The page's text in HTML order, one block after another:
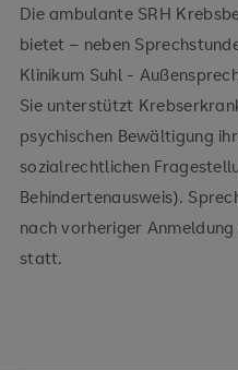
Die ambulante SRH
bietet – neben
Klinikum Suhl -
Sie unterstützt
psychischen Bewältigung
sozialrechtlichen
Behindertenausweis).
nach vorheriger
statt.